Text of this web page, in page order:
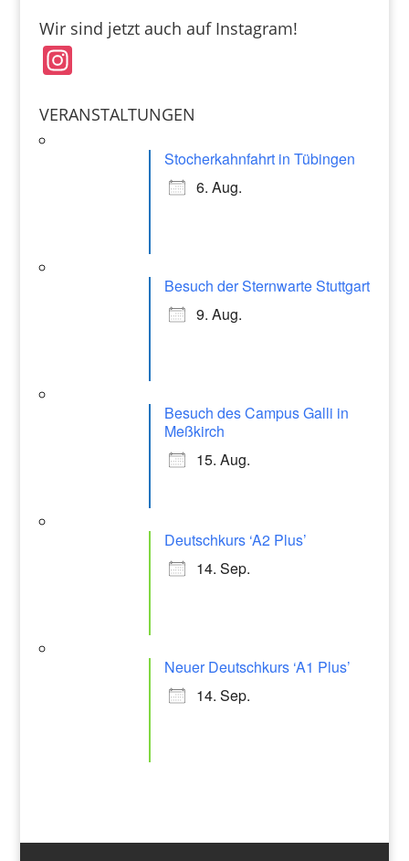
c
e
b
o
ai
l
at
p
Wir sind jetzt auch auf Instagram!
In
a
VERANSTALTUNGEN
Stocherkahnfahrt in Tübingen
6. Aug.
Besuch der Sternwarte Stuttgart
9. Aug.
Besuch des Campus Galli in
Meßkirch
15. Aug.
Deutschkurs ‘A2 Plus’
14. Sep.
Neuer Deutschkurs ‘A1 Plus’
14. Sep.